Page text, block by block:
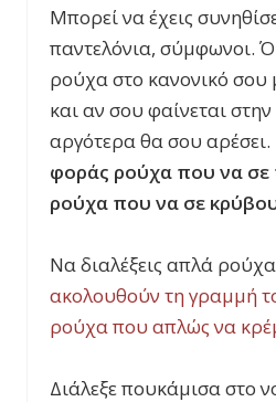
Μπορεί να έχεις
παντελόνια, σύμφωνοι.
ρούχα στο κανονικό σου
και αν σου φαίνεται
αργότερα θα σου αρέσει.
φοράς ρούχα που να σε
ρούχα που να σε
Να διαλέξεις απλά
ακολουθούν τη γραμμή
ρούχα που απλώς να
Διάλεξε πουκάμισα στο